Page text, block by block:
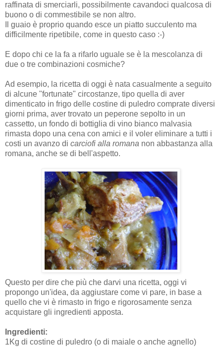
raffinata di smerciarli, possibilmente cavandoci qualcosa di
buono o di commestibile se non altro.
Il guaio è proprio quando esce un piatto succulento ma
difficilmente ripetibile, come in questo caso :-)
E dopo chi ce la fa a rifarlo uguale se è la mescolanza di
due o tre combinazioni cosmiche?
Ad esempio, la ricetta di oggi è nata casualmente a seguito
di alcune "fortunate" circostanze, tipo quella di aver
dimenticato in frigo delle costine di puledro comprate diversi
giorni prima, aver trovato un peperone sepolto in un
cassetto, un fondo di bottiglia di vino bianco malvasia
rimasta dopo una cena con amici e il voler eliminare a tutti i
costi un avanzo di carciofi alla romana non abbastanza alla
romana, anche se di bell'aspetto.
Questo per dire che più che darvi una ricetta, oggi vi
propongo un'idea, da aggiustare come vi pare, in base a
quello che vi è rimasto in frigo e rigorosamente senza
acquistare gli ingredienti apposta.
Ingredienti:
1Kg di costine di puledro (o di maiale o anche agnello)